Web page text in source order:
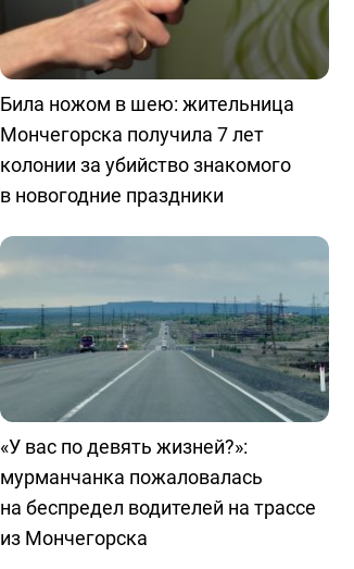
Била ножом в шею: жительница
Мончегорска получила 7 лет
колонии за убийство знакомого
в новогодние праздники
«У вас по девять жизней?»:
мурманчанка пожаловалась
на беспредел водителей на трассе
из Мончегорска